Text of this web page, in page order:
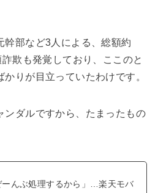
幹部など3人による、総額約
欺も発覚しており、ここのと
りが目立っていたわけです。
ンダルですから、たまったもの
ーんぶ処理するから」…楽天モバ